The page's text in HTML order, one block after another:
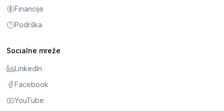
Financije
Podrška
Socialne mreže
LinkedIn
Facebook
YouTube